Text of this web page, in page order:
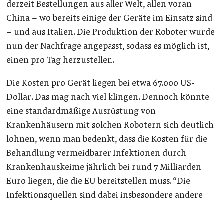
derzeit Bestellungen aus aller Welt, allen voran
China – wo bereits einige der Geräte im Einsatz sind
– und aus Italien. Die Produktion der Roboter wurde
nun der Nachfrage angepasst, sodass es möglich ist,
einen pro Tag herzustellen.
Die Kosten pro Gerät liegen bei etwa 67.000 US-
Dollar. Das mag nach viel klingen. Dennoch könnte
eine standardmäßige Ausrüstung von
Krankenhäusern mit solchen Robotern sich deutlich
lohnen, wenn man bedenkt, dass die Kosten für die
Behandlung vermeidbarer Infektionen durch
Krankenhauskeime jährlich bei rund 7 Milliarden
Euro liegen, die die EU bereitstellen muss. “Die
Infektionsquellen sind dabei insbesondere andere